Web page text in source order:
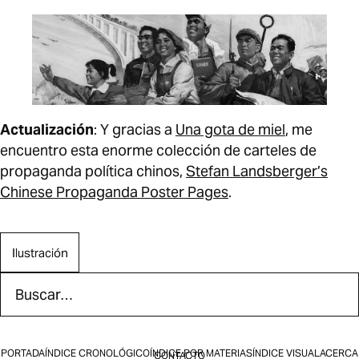
Actualización: Y gracias a Una gota de miel, me
encuentro esta enorme colección de carteles de
propaganda polí­tica chinos, Stefan Landsberger’s
Chinese Propaganda Poster Pages.
Ilustración
PORTADAÍNDICE CRONOLÓGICOÍNDICE POR MATERIASÍNDICE VISUALACERCA
CONTACTO